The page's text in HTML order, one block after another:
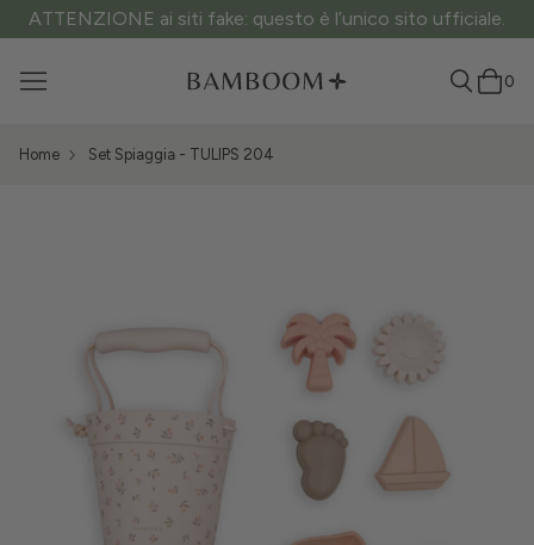
ATTENZIONE ai siti fake: questo è l’unico sito ufficiale.
0
Home Set Spiaggia - TULIPS 204